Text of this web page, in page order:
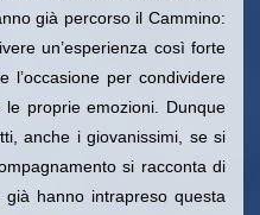
già percorso il Cammino:
un’esperienza così forte
l’occasione per condividere
proprie emozioni. Dunque
anche i giovanissimi, se si
si racconta di
hanno intrapreso questa